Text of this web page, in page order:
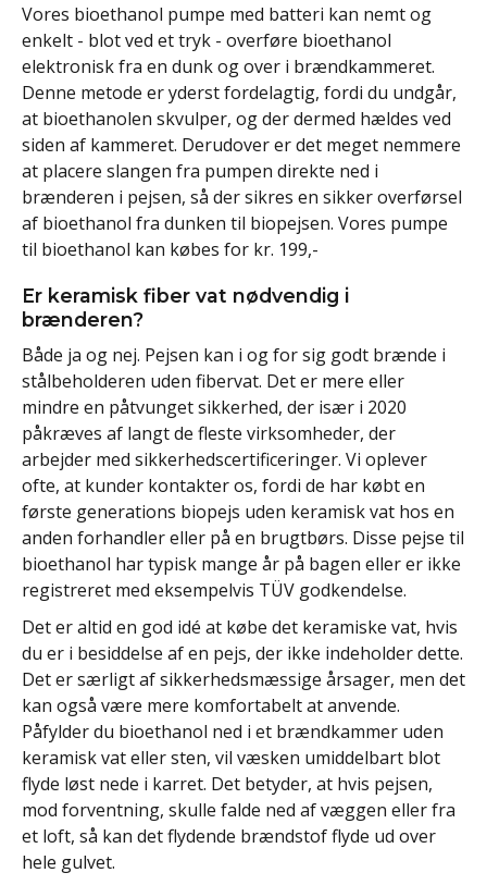
Vores bioethanol pumpe med batteri kan nemt og
enkelt - blot ved et tryk - overføre bioethanol
elektronisk fra en dunk og over i brændkammeret.
Denne metode er yderst fordelagtig, fordi du undgår,
at bioethanolen skvulper, og der dermed hældes ved
siden af kammeret. Derudover er det meget nemmere
at placere slangen fra pumpen direkte ned i
brænderen i pejsen, så der sikres en sikker overførsel
af bioethanol fra dunken til biopejsen. Vores pumpe
til bioethanol kan købes for kr. 199,-
Er keramisk fiber vat nødvendig i
brænderen?
Både ja og nej. Pejsen kan i og for sig godt brænde i
stålbeholderen uden fibervat. Det er mere eller
mindre en påtvunget sikkerhed, der især i 2020
påkræves af langt de fleste virksomheder, der
arbejder med sikkerhedscertificeringer. Vi oplever
ofte, at kunder kontakter os, fordi de har købt en
første generations biopejs uden keramisk vat hos en
anden forhandler eller på en brugtbørs. Disse pejse til
bioethanol har typisk mange år på bagen eller er ikke
registreret med eksempelvis TÜV godkendelse.
Det er altid en god idé at købe det keramiske vat, hvis
du er i besiddelse af en pejs, der ikke indeholder dette.
Det er særligt af sikkerhedsmæssige årsager, men det
kan også være mere komfortabelt at anvende.
Påfylder du bioethanol ned i et brændkammer uden
keramisk vat eller sten, vil væsken umiddelbart blot
flyde løst nede i karret. Det betyder, at hvis pejsen,
mod forventning, skulle falde ned af væggen eller fra
et loft, så kan det flydende brændstof flyde ud over
hele gulvet.